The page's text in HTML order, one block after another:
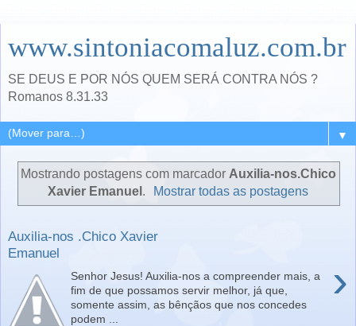
www.sintoniacomaluz.com.br
SE DEUS E POR NÓS QUEM SERÁ CONTRA NÓS ?
Romanos 8.31.33
▼
Mostrando postagens com marcador Auxilia-nos.Chico
Xavier Emanuel . Mostrar todas as postagens
Auxilia-nos .Chico Xavier
Emanuel
›
Senhor Jesus! Auxilia-nos a compreender mais, a
fim de que possamos servir melhor, já que,
somente assim, as bênçãos que nos concedes
podem ...